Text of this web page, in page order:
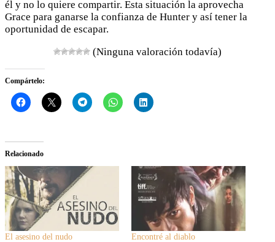
él y no lo quiere compartir. Esta situación la aprovecha
Grace para ganarse la confianza de Hunter y así tener la
oportunidad de escapar.
(Ninguna valoración todavía)
Compártelo:
Relacionado
El asesino del nudo
Encontré al diablo